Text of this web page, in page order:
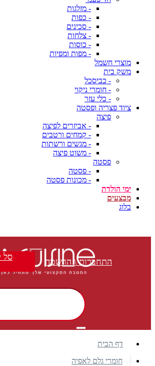
- מזלגות
- כפות
- סכינים
- צלחות
- כוסות
- מפות ומפיות
מוצרי חשמל
משק בית
- כביסכל
- חומרי ניקוי
- כלי עזר
ציוד פצריה ופסטה
פיצה
- אביזרים לפיצה
- קמחים ורטבים
- מגשים ורשתות
- משוט פיצה
פסטה
- פסטה
- מכונות פסטה
ימי הולדת
מבצעים
בלוג
התחברות \ הרשמה סל
דף הבית
חומרי גלם לאפיה